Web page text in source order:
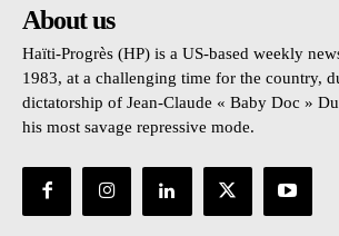
About us
Haïti-Progrès (HP) is a US-based weekly
1983, at a challenging time for the country,
dictatorship of Jean-Claude « Baby Doc »
his most savage repressive mode.